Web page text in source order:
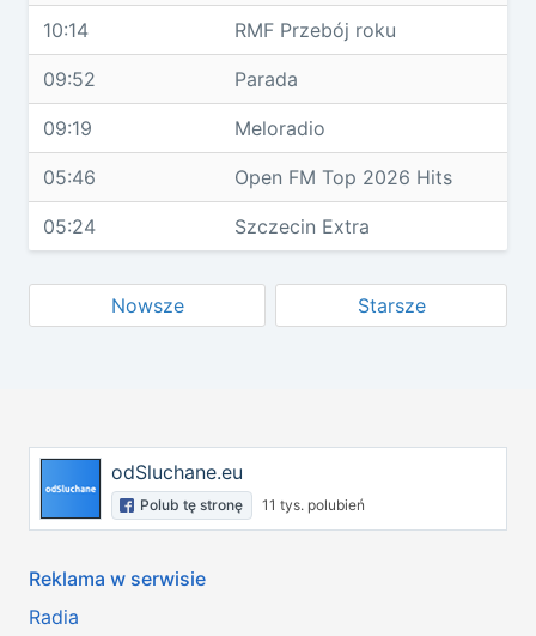
10:14 RMF Przebój roku
09:52 Parada
09:19 Meloradio
05:46 Open FM Top 2026 Hits
05:24 Szczecin Extra
Nowsze Starsze
odSluchane.eu
Polub tę stronę 11 tys. polubień
Reklama w serwisie
Radia